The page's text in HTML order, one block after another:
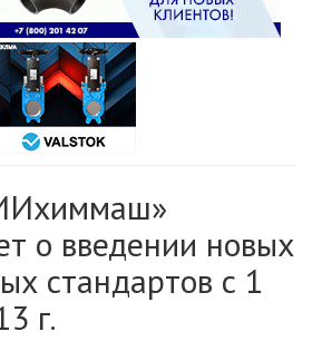
о введении новых
стандартов с 1
г.